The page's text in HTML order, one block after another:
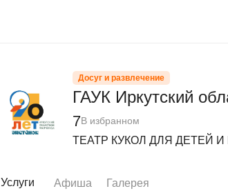
Досуг и развлечение
ГАУК Иркутский
7В избранном
ТЕАТР КУКОЛ ДЛЯ ДЕТЕЙ
Услуги Афиша Галерея